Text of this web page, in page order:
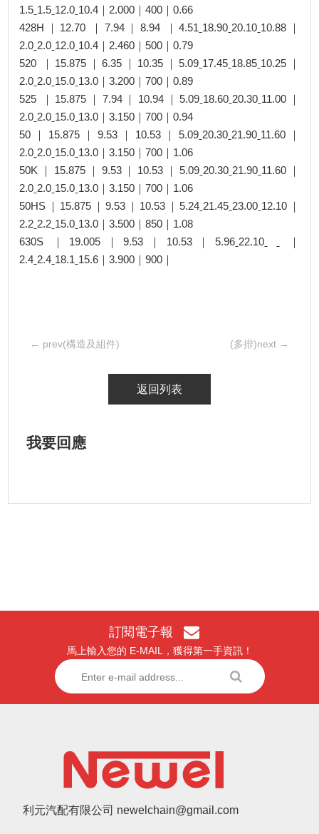
1.5ˍ1.5ˍ12.0ˍ10.4｜2.000｜400｜0.66
428H｜12.70 ｜7.94｜8.94 ｜4.51ˍ18.90ˍ20.10ˍ10.88｜
2.0ˍ2.0ˍ12.0ˍ10.4｜2.460｜500｜0.79
520 ｜15.875｜6.35｜10.35｜5.09ˍ17.45ˍ18.85ˍ10.25｜
2.0ˍ2.0ˍ15.0ˍ13.0｜3.200｜700｜0.89
525 ｜15.875｜7.94｜10.94｜5.09ˍ18.60ˍ20.30ˍ11.00｜
2.0ˍ2.0ˍ15.0ˍ13.0｜3.150｜700｜0.94
50｜15.875｜9.53｜10.53｜5.09ˍ20.30ˍ21.90ˍ11.60｜
2.0ˍ2.0ˍ15.0ˍ13.0｜3.150｜700｜1.06
50K｜15.875｜9.53｜10.53｜5.09ˍ20.30ˍ21.90ˍ11.60｜
2.0ˍ2.0ˍ15.0ˍ13.0｜3.150｜700｜1.06
50HS｜15.875｜9.53｜10.53｜5.24ˍ21.45ˍ23.00ˍ12.10｜
2.2ˍ2.2ˍ15.0ˍ13.0｜3.500｜850｜1.08
630S ｜19.005｜9.53｜10.53｜5.96ˍ22.10ˍ ˍ ｜
2.4ˍ2.4ˍ18.1ˍ15.6｜3.900｜900｜
← prev(構造及組件) (多排)next →
返回列表
我要回應
訂閱電子報
馬上輸入您的 E-MAIL，獲得第一手資訊！
利元汽配有限公司 newelchain@gmail.com